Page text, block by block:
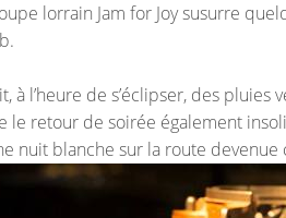
lorrain Jam for Joy susurre
à l’heure de s’éclipser, des pluies
le retour de soirée également
nuit blanche sur la route devenue